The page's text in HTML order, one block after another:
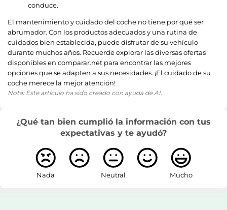
conduce.
El mantenimiento y cuidado del coche no tiene por qué ser
abrumador. Con los productos adecuados y una rutina de
cuidados bien establecida, puede disfrutar de su vehículo
durante muchos años. Recuerde explorar las diversas ofertas
disponibles en comparar.net para encontrar las mejores
opciones que se adapten a sus necesidades. ¡El cuidado de su
coche merece la mejor atención!
Nota: Este artículo ha sido creado con ayuda de AI.
¿Qué tan bien cumplió la información con tus
expectativas y te ayudó?
Nada Neutral Mucho